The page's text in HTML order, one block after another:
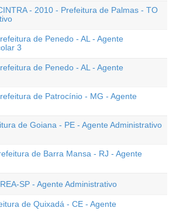
- 2010 - Prefeitura de Palmas - TO
de Penedo - AL - Agente
3
de Penedo - AL - Agente
de Patrocínio - MG - Agente
de Goiana - PE - Agente Administrativo
de Barra Mansa - RJ - Agente
SP - Agente Administrativo
de Quixadá - CE - Agente